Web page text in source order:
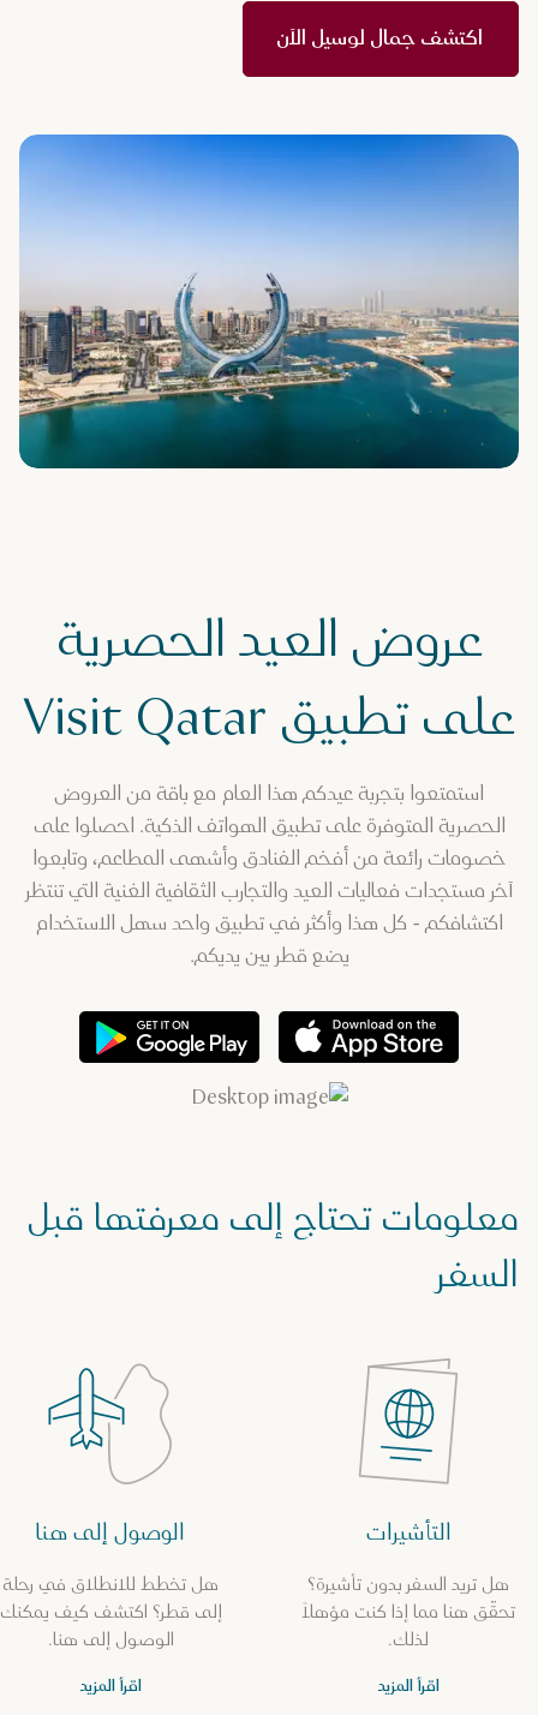
اكتشف جمال لوسيل الآن
عروض العيد الحصرية
على تطبيق Visit Qatar
استمتعوا بتجربة عيدكم هذا العام مع باقة من العروض
الحصرية المتوفرة على تطبيق الهواتف الذكية. احصلوا على
خصومات رائعة من أفخم الفنادق وأشهى المطاعم، وتابعوا
آخر مستجدات فعاليات العيد والتجارب الثقافية الغنية التي تنتظر
اكتشافكم - كل هذا وأكثر في تطبيق واحد سهل الاستخدام
يضع قطر بين يديكم.
معلومات تحتاج إلى معرفتها قبل
السفر
التأشيرات
هل تريد السفر بدون تأشيرة؟
تحقّق هنا مما إذا كنت مؤهلاً
لذلك.
اقرأ المزيد
الوصول إلى هنا
هل تخطط للانطلاق في رحلة
إلى قطر؟ اكتشف كيف يمكنك
الوصول إلى هنا.
اقرأ المزيد